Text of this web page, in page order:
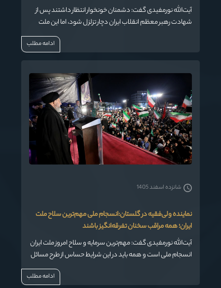
آیت‌الله نورمفیدی گفت: دشمنان خونخوار انتظار داشتند پس از
شهادت رهبر معظم انقلاب ایران دچار تزلزل شود، اما این ملت
بزرگ با انتخاب رهبر جدید، اقتدار و عزت خود را به جهانیان نشان
ادامه مطلب
نماینده ولی‌فقیه در گلستان:انسجام ملی مهم‌ترین سلاح ملت
ایران؛ همه مراقب سخنان تفرقه‌انگیز باشند
آیت‌الله نورمفیدی گفت: مهم‌ترین سرمایه و سلاح امروز ملت ایران
انسجام ملی است و همه باید در این شرایط حساس از طرح مسائل
شانزده اسفند 1405
ادامه مطلب